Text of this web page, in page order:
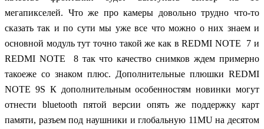
мегапикселей. Что же про камеры довольно трудно что-то
сказать так и по сути мы уже все что можно о них знаем и
основной модуль тут точно такой же как в REDMI NOTE 7 и
REDMI NOTE 8 так что качество снимков ждем примерно
такоеже со знаком плюс. Дополнительные плюшки REDMI
NOTE 9S К дополнительным особенностям новинки могут
отнести bluetooth пятой версии опять же поддержку карт
памяти, разъем под наушники и глобальную 11MU на десятом